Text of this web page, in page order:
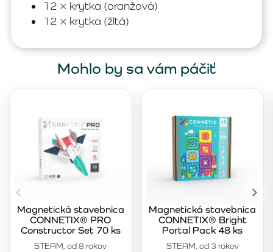
12 × krytka (oranžová)
12 × krytka (žltá)
Mohlo by sa vám páčiť
STEAM, od 8 rokov
Magnetická stavebnica
CONNETIX® PRO
Constructor Set 70 ks
STEAM, od 3 rokov
Magnetická stavebnica
CONNETIX® Bright
Portal Pack 48 ks